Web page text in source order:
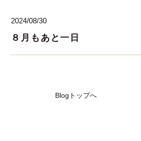
2024/08/30
８月もあと一日
Blogトップへ